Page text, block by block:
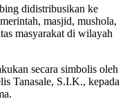
didistribusikan ke
masjid, mushola,
masyarakat di wilayah
secara simbolis oleh
Tanasale, S.I.K., kepada